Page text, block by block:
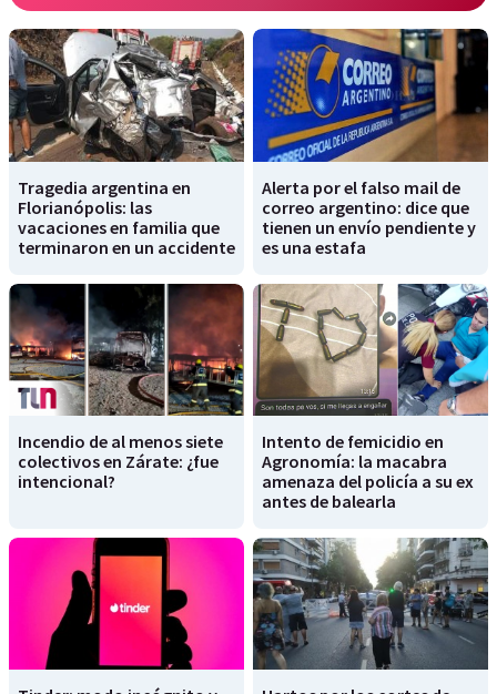
Tragedia argentina en
Florianópolis: las
vacaciones en familia que
terminaron en un accidente
Alerta por el falso mail de
correo argentino: dice que
tienen un envío pendiente y
es una estafa
Incendio de al menos siete
colectivos en Zárate: ¿fue
intencional?
Intento de femicidio en
Agronomía: la macabra
amenaza del policía a su ex
antes de balearla